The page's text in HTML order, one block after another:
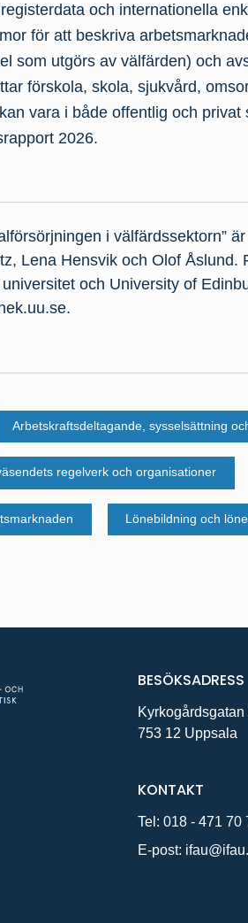
och internationella
för att beskriva
som utgörs av välfärden) och
förskola, skola, sjukvård,
vara i både offentlig och privat
2026.
i välfärdssektorn”
Lena Hensvik och Olof Åslund.
och University of
Arbetskraftsdeltagande, sysselsättning
regelverk och organisationer
Lönebildning och
BESÖKSADRESS
Kyrkogårdsgatan
753 12 Uppsala
KONTAKT
Tel: 018 - 471 70
E-post: